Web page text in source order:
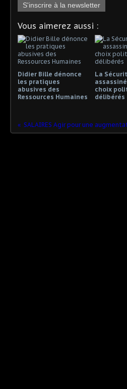
S'inscrire à la newsletter
Vous aimerez aussi :
Didier Bille dénonce
les pratiques
abusives des
Ressources Humaines
La
choix
délibérés